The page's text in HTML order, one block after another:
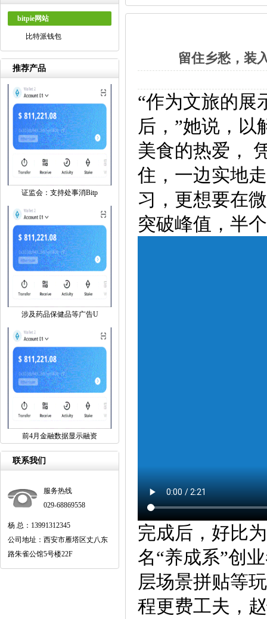
bitpie网站
比特派钱包
推荐产品
证监会：支持处事消Bitp
涉及药品保健品等广告U
前4月金融数据显示融资
联系我们
服务热线
029-68869558
杨 总：13991312345
公司地址：西安市雁塔区丈八东
路朱雀公馆5号楼22F
留住乡愁，装
“作为文旅的展
后，”她说，以
美食的热爱，
住，一边实地
习，更想要在
突破峰值，半
完成后，好比
名“养成系”创
层场景拼贴等
程更费工夫，